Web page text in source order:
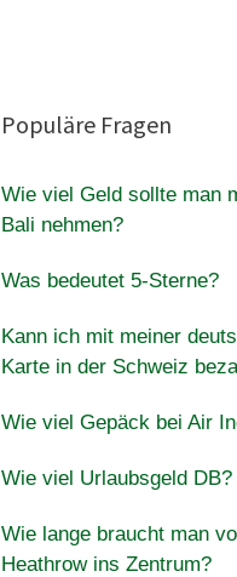
Populäre Fragen
Wie viel Geld sollte man
Bali nehmen?
Was bedeutet 5-Sterne?
Kann ich mit meiner
Karte in der Schweiz
Wie viel Gepäck bei Air
Wie viel Urlaubsgeld DB?
Wie lange braucht man
Heathrow ins Zentrum?